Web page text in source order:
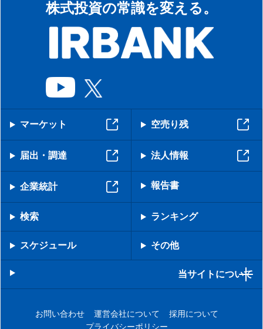
株式投資の常識を変える。
マーケット 空売り残
届出・調達 法人情報
企業統計 報告書
検索 ランキング
スケジュール その他
当サイトについて
お問い合わせ 運営会社について
採用について
プライバシーポリシー